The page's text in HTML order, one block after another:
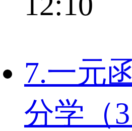
7.一元
分学（3